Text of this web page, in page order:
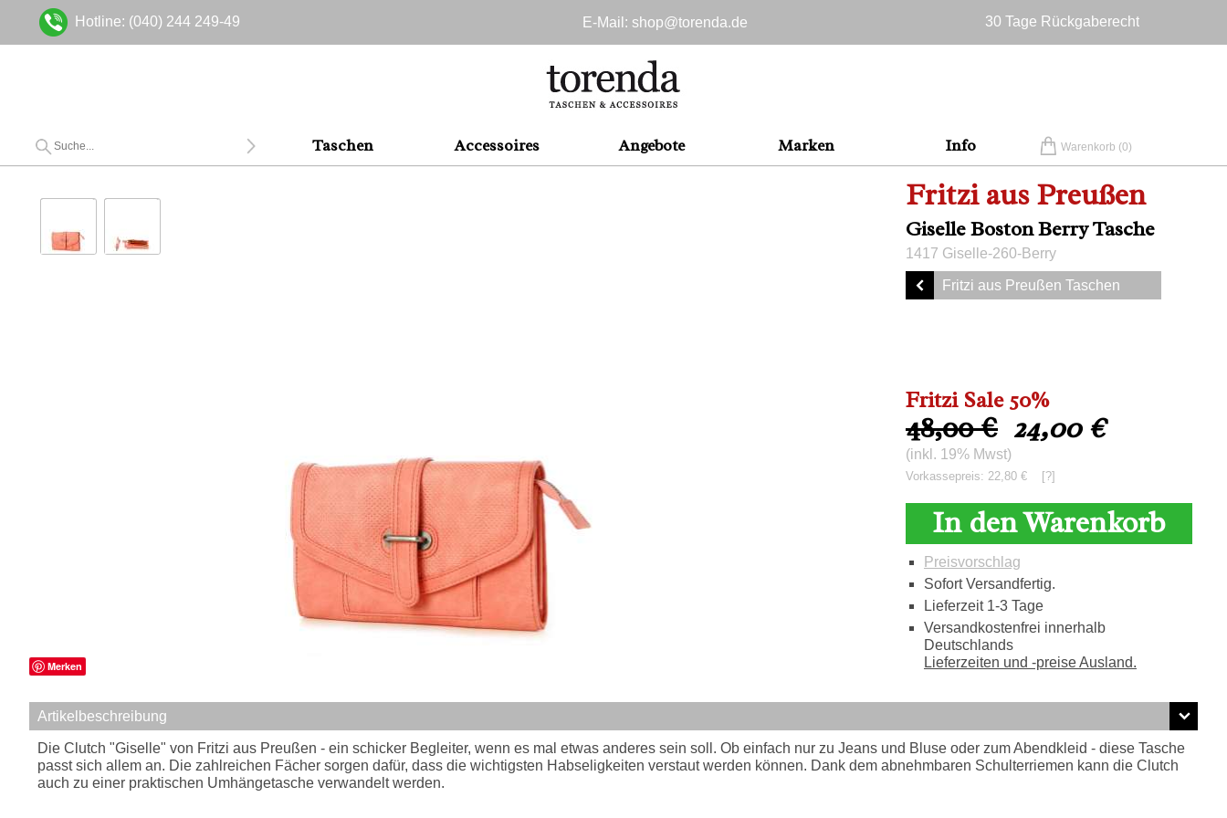
Hotline: (040) 244 249-49 E-Mail: shop@torenda.de
30 Tage Rückgaberecht
Taschen Accessoires Angebote Marken Info Warenkorb (0)
Fritzi aus Preußen
Giselle Boston Berry Tasche
1417 Giselle-260-Berry
Fritzi aus Preußen Taschen
Merken
Fritzi Sale 50%
48,00 € 24,00 €
(inkl. 19% Mwst)
Vorkassepreis: 22,80 € [?]
In den Warenkorb
Preisvorschlag
Sofort Versandfertig.
Lieferzeit 1-3 Tage
Versandkostenfrei innerhalb
Deutschlands
Lieferzeiten und -preise Ausland.
Artikelbeschreibung
Die Clutch "Giselle" von Fritzi aus Preußen - ein schicker Begleiter, wenn es mal etwas anderes sein soll. Ob einfach nur zu Jeans und Bluse oder zum Abendkleid - diese Tasche
passt sich allem an. Die zahlreichen Fächer sorgen dafür, dass die wichtigsten Habseligkeiten verstaut werden können. Dank dem abnehmbaren Schulterriemen kann die Clutch
auch zu einer praktischen Umhängetasche verwandelt werden.